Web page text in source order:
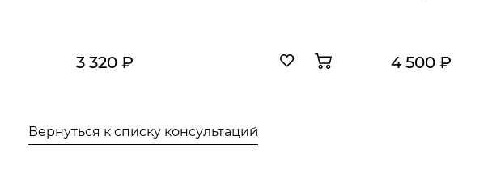
3 320 ₽ 4 500 ₽
Вернуться к списку консультаций